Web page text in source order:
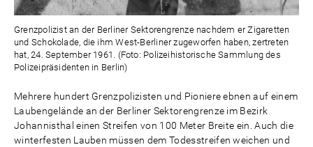
Grenzpolizist an der Berliner Sektorengrenze nachdem er Zigaretten
und Schokolade, die ihm West-Berliner zugeworfen haben, zertreten
hat, 24. September 1961. (Foto: Polizeihistorische Sammlung des
Polizeipräsidenten in Berlin)
Mehrere hundert Grenzpolizisten und Pioniere ebnen auf einem
Laubengelände an der Berliner Sektorengrenze im Bezirk
Johannisthal einen Streifen von 100 Meter Breite ein. Auch die
winterfesten Lauben müssen dem Todesstreifen weichen und